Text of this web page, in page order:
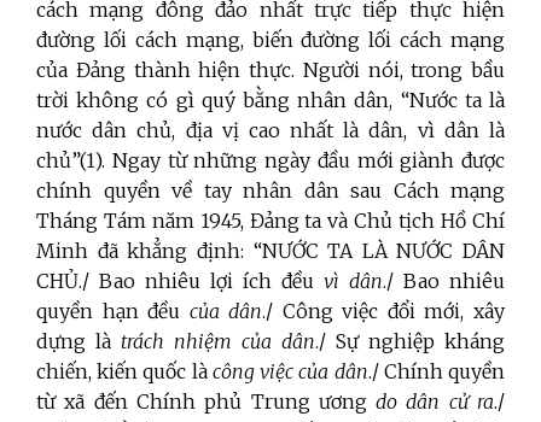
cách mạng đông đảo nhất trực tiếp thực hiện
đường lối cách mạng, biến đường lối cách mạng
của Đảng thành hiện thực. Người nói, trong bầu
trời không có gì quý bằng nhân dân, “Nước ta là
nước dân chủ, địa vị cao nhất là dân, vì dân là
chủ”(1). Ngay từ những ngày đầu mới giành được
chính quyền về tay nhân dân sau Cách mạng
Tháng Tám năm 1945, Đảng ta và Chủ tịch Hồ Chí
Minh đã khẳng định: “NƯỚC TA LÀ NƯỚC DÂN
CHỦ./ Bao nhiêu lợi ích đều vì dân./ Bao nhiêu
quyền hạn đều của dân./ Công việc đổi mới, xây
dựng là trách nhiệm của dân./ Sự nghiệp kháng
chiến, kiến quốc là công việc của dân./ Chính quyền
từ xã đến Chính phủ Trung ươngdo dân cử ra./